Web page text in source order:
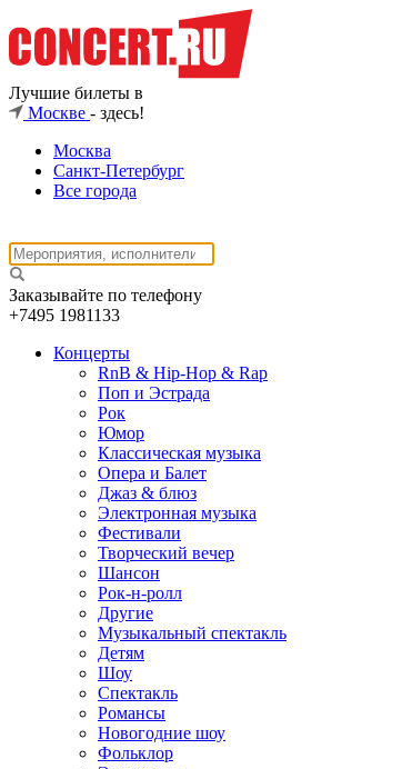
Лучшие билеты в
Москве - здесь!
Москва
Санкт-Петербург
Все города
Заказывайте по телефону
+7495 1981133
Концерты
RnB & Hip-Hop & Rap
Поп и Эстрада
Рок
Юмор
Классическая музыка
Опера и Балет
Джаз & блюз
Электронная музыка
Фестивали
Творческий вечер
Шансон
Рок-н-ролл
Другие
Музыкальный спектакль
Детям
Шоу
Спектакль
Романсы
Новогодние шоу
Фольклор